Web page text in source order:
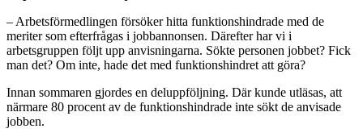
– Arbetsförmedlingen försöker hitta funktionshindrade med de
meriter som efterfrågas i jobbannonsen. Därefter har vi i
arbetsgruppen följt upp anvisningarna. Sökte personen jobbet? Fick
man det? Om inte, hade det med funktionshindret att göra?
Innan sommaren gjordes en deluppföljning. Där kunde utläsas, att
närmare 80 procent av de funktionshindrade inte sökt de anvisade
jobben.